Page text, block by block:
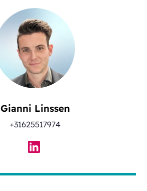
Gianni Linssen
+31625517974